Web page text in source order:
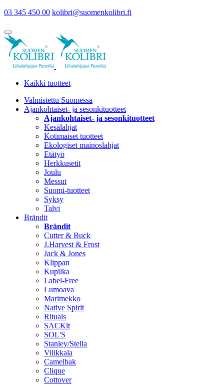
03 345 450 00 kolibri@suomenkolibri.fi
Kaikki tuotteet
Valmistettu Suomessa
Ajankohtaiset- ja sesonkituotteet
Ajankohtaiset- ja sesonkituotteet
Kesälahjat
Kotimaiset tuotteet
Ekologiset mainoslahjat
Etätyö
Herkkusetit
Joulu
Messut
Suomi-tuotteet
Syksy
Talvi
Brändit
Brändit
Cutter & Buck
J.Harvest & Frost
Jack & Jones
Klippan
Kupilka
Label-Free
Lumoava
Marimekko
Native Spirit
Rituals
SACKit
SOL'S
Stanley/Stella
Vilikkala
Camelbak
Clique
Cottover